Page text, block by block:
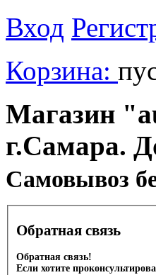
Вход
Корзина:
Магазин
г.Самара.
Cамовывоз
Обратная связь
Обратная связь!
Если хотите